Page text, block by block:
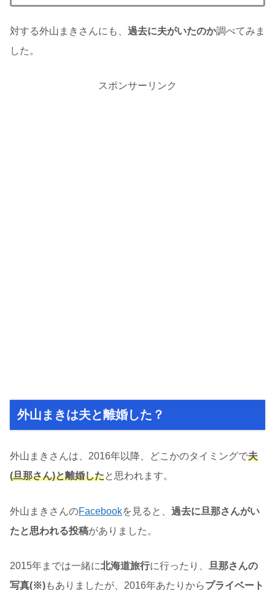
対する外山まきさんにも、 過去に夫がいたのか調べてみま
した。
スポンサーリンク
外山まきは夫と離婚した？
外山まきさんは、2016年以降、どこかのタイミングで夫
(旦那さん)と離婚したと思われます。
外山まきさんのFacebookを見ると、 過去に旦那さんがい
たと思われる投稿がありました。
2015年までは一緒に北海道旅行に行ったり、 旦那さんの
写真(※)もありましたが、2016年あたりからプライベート